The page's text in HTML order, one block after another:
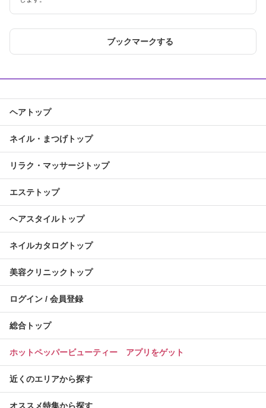
ブックマークする
ヘアトップ
ネイル・まつげトップ
リラク・マッサージトップ
エステトップ
ヘアスタイルトップ
ネイルカタログトップ
美容クリニックトップ
ログイン / 会員登録
総合トップ
ホットペッパービューティー アプリをゲット
近くのエリアから探す
オススメ特集から探す